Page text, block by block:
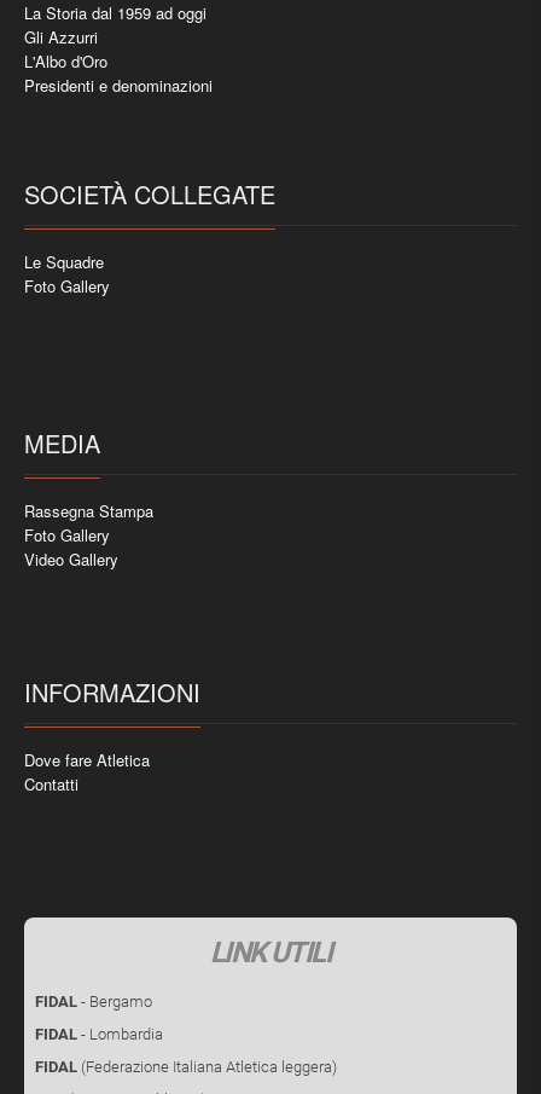
La Storia dal 1959 ad oggi
Gli Azzurri
L'Albo d'Oro
Presidenti e denominazioni
SOCIETÀ COLLEGATE
Le Squadre
Foto Gallery
MEDIA
Rassegna Stampa
Foto Gallery
Video Gallery
INFORMAZIONI
Dove fare Atletica
Contatti
LINK UTILI
FIDAL - Bergamo
FIDAL - Lombardia
FIDAL (Federazione Italiana Atletica leggera)